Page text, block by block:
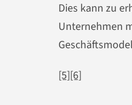
Dies kann zu
Unternehmen
[5][6]